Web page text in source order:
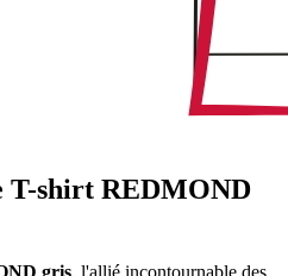
T-shirt REDMOND
gris, l'allié incontournable des